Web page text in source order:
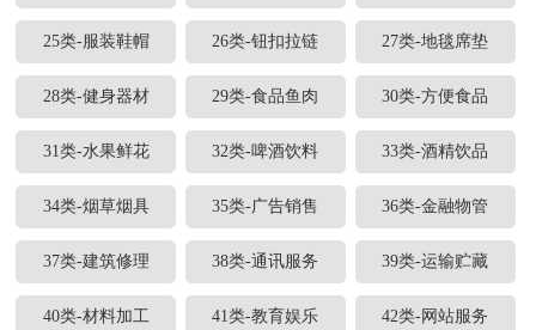
25类-服装鞋帽 26类-钮扣拉链 27类-地毯席垫
28类-健身器材 29类-食品鱼肉 30类-方便食品
31类-水果鲜花 32类-啤酒饮料 33类-酒精饮品
34类-烟草烟具 35类-广告销售 36类-金融物管
37类-建筑修理 38类-通讯服务 39类-运输贮藏
40类-材料加工 41类-教育娱乐 42类-网站服务